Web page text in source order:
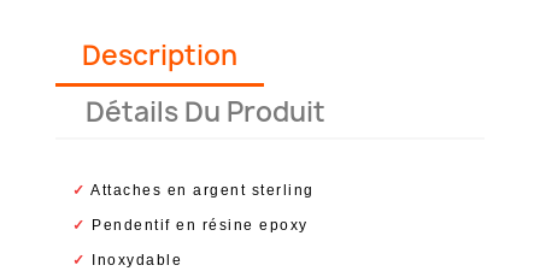
Description
Détails Du Produit
✓ Attaches en argent sterling
✓ Pendentif en résine epoxy
✓ Inoxydable